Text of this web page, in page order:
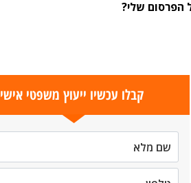
הפרסום שלי?
קבלו עכשיו ייעוץ משפטי אישי